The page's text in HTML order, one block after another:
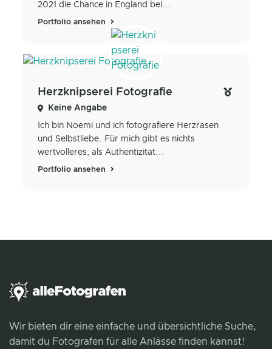
2021 die Chance in England bei...
Portfolio ansehen
Herzknipserei Fotografie
Keine Angabe
Ich bin Noemi und ich fotografiere Herzrasen
und Selbstliebe. Für mich gibt es nichts
wertvolleres, als Authentizität...
Portfolio ansehen
Wir bieten dir eine einfache und übersichtliche Suche,
damit du Fotografen für alle Anlässe finden kannst!